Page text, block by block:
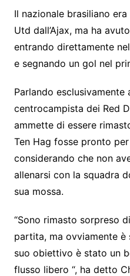
Il nazionale brasiliano
Utd dall’Ajax, ma ha
entrando direttamente
e segnando un gol nel
Parlando esclusivamente
centrocampista dei Red
ammette di essere
Ten Hag fosse pronto
considerando che non
allenarsi con la squadra
sua mossa.
“Sono rimasto sorpreso
partita, ma ovviamente è
suo obiettivo è stato un
flusso libero “, ha detto